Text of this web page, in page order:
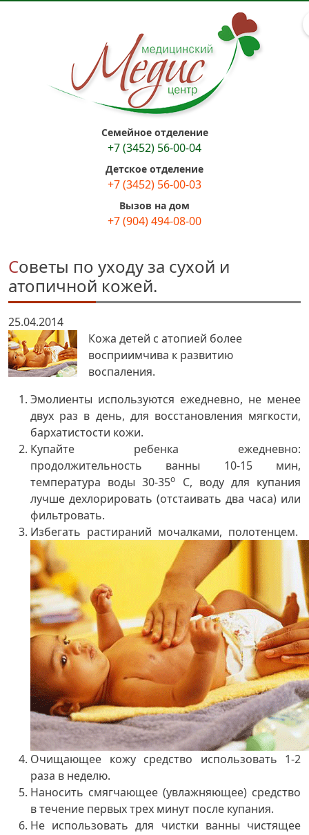
Семейное отделение
+7 (3452) 56-00-04
Детское отделение
+7 (3452) 56-00-03
Вызов на дом
+7 (904) 494-08-00
Советы по уходу за сухой и
атопичной кожей.
25.04.2014
Кожа детей с атопией более
восприимчива к развитию
воспаления.
Эмолиенты используются ежедневно, не менее
двух раз в день, для восстановления мягкости,
бархатистости кожи.
Купайте ребенка ежедневно:
продолжительность ванны 10-15 мин,
температура воды 30-35о
С, воду для купания
лучше дехлорировать (отстаивать два часа) или
фильтровать.
Избегать растираний мочалками, полотенцем.
Очищающее кожу средство использовать 1-2
раза в неделю.
Наносить смягчающее (увлажняющее) средство
в течение первых трех минут после купания.
Не использовать для чистки ванны чистящее